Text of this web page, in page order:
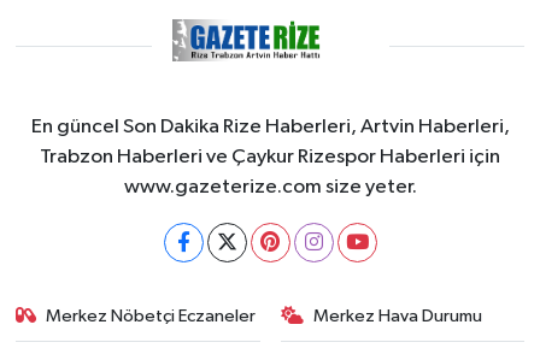
En güncel Son Dakika Rize Haberleri, Artvin Haberleri,
Trabzon Haberleri ve Çaykur Rizespor Haberleri için
www.gazeterize.com size yeter.
Merkez Nöbetçi Eczaneler Merkez Hava Durumu